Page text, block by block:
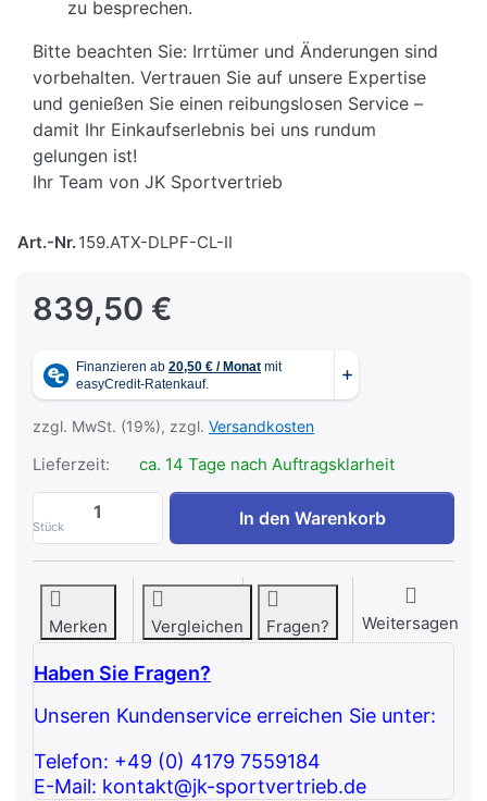
zu besprechen.
Bitte beachten Sie: Irrtümer und Änderungen sind
vorbehalten. Vertrauen Sie auf unsere Expertise
und genießen Sie einen reibungslosen Service –
damit Ihr Einkaufserlebnis bei uns rundum
gelungen ist!
Ihr Team von JK Sportvertrieb
Art.-Nr.159.ATX-DLPF-CL-II
839,50 €
zzgl. MwSt. (19%), zzgl. Versandkosten
Lieferzeit: ca. 14 Tage nach Auftragsklarheit
Stück
ATX Deadlift/Kreuzheben – Plattform
In den Warenkorb
Merken Vergleichen Fragen? Weitersagen
Haben Sie Fragen?
Unseren Kundenservice erreichen Sie unter:
Telefon: +49 (0) 4179 7559184
E-Mail: kontakt@jk-sportvertrieb.de